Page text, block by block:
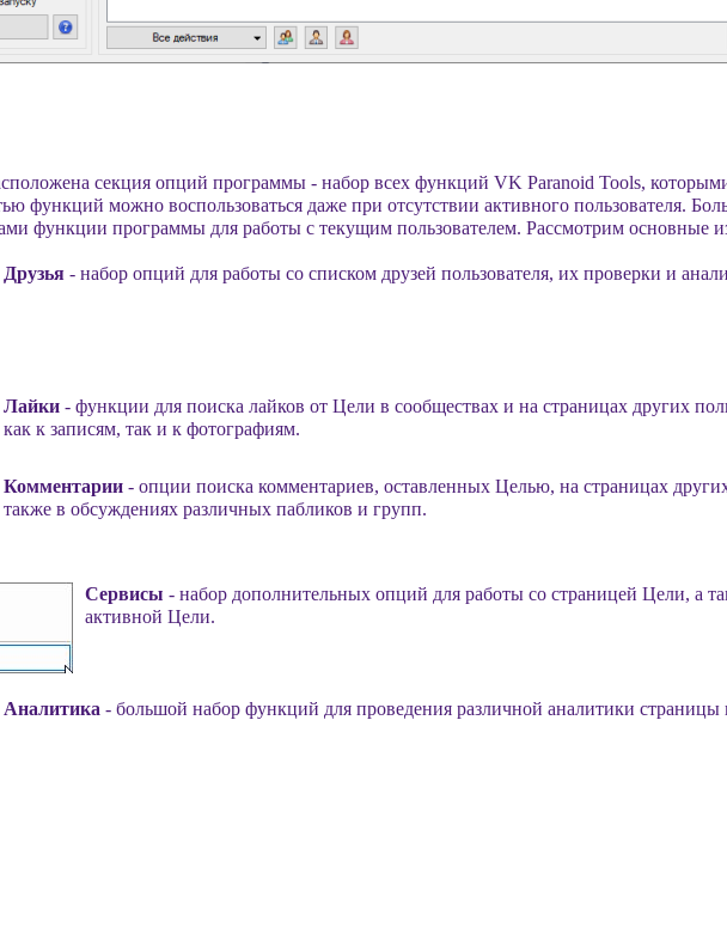
секция опций программы - набор всех функций VK Paranoid Tools,
функций можно воспользоваться даже при отсутствии активного пользователя.
функции программы для работы с текущим пользователем. Рассмотрим основные
Лайки - функции для поиска лайков от Цели в сообществах и на страницах других
как к записям, так и к фотографиям.
Комментарии - опции поиска комментариев, оставленных Целью, на страницах
также в обсуждениях различных пабликов и групп.
Сервисы - набор дополнительных опций для работы со страницей Цели, а
активной Цели.
Аналитика - большой набор функций для проведения различной аналитики страницы
Друзья - набор опций для работы со списком друзей пользователя, их проверки и